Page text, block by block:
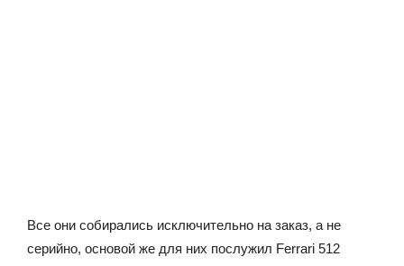
Все они собирались исключительно на заказ, а не
серийно, основой же для них послужил Ferrari 512